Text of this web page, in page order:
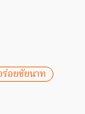
ร่อยชัยนาท